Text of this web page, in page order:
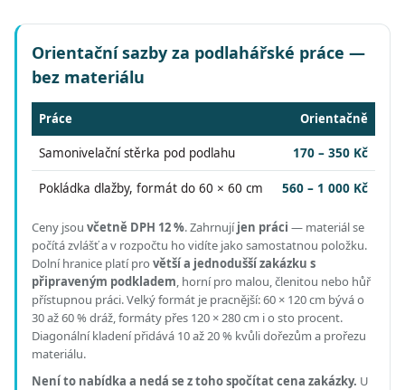
Orientační sazby za podlahářské práce —
bez materiálu
Práce Orientačně
Samonivelační stěrka pod podlahu 170 – 350 Kč
Pokládka dlažby, formát do 60 × 60 cm 560 – 1 000 Kč
Ceny jsou včetně DPH 12 %.Zahrnujíjen práci — materiál se
počítá zvlášť a v rozpočtu ho vidíte jako samostatnou položku.
Dolní hranice platí pro větší a jednodušší zakázku s
připraveným podkladem, horní pro malou, členitou nebo hůř
přístupnou práci.Velký formát je pracnější: 60 × 120 cm bývá o
30 až 60 % dráž, formáty přes 120 × 280 cm i o sto procent.
Diagonální kladení přidává 10 až 20 % kvůli dořezům a prořezu
materiálu.
Není to nabídka a nedá se z toho spočítat cena zakázky. U